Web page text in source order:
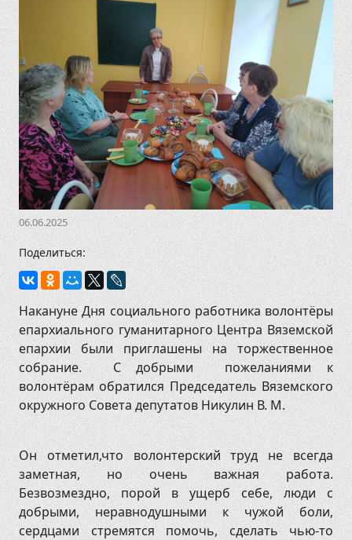
Контакты
8 (48131) 4-17-73
06.06.2025
Поделиться:
Накануне Дня социального работника волонтёры
епархиального гуманитарного Центра Вяземской
епархии были приглашены на торжественное
собрание. С добрыми пожеланиями к
волонтёрам обратился Председатель Вяземского
окружного Совета депутатов Никулин В. М.
Он отметил,что волонтерский труд не всегда
заметная, но очень важная работа.
Безвозмездно, порой в ущерб себе, люди с
добрыми, неравнодушными к чужой боли,
сердцами стремятся помочь, сделать чью-то